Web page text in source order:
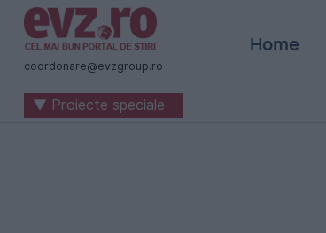
Știri
naționale
internaționale
coordonare@evzgroup.ro
Home
▼ Proiecte speciale